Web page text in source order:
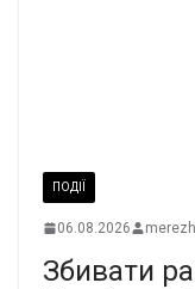
ПОДІЇ
06.08.2026
Збивати